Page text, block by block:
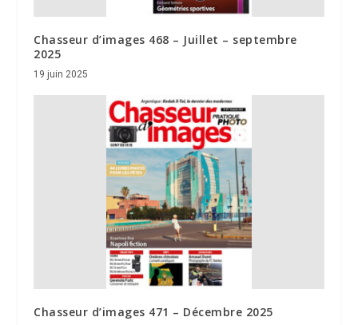
Chasseur d’images 468 – Juillet – septembre
2025
19 juin 2025
Chasseur d’images 471 – Décembre 2025